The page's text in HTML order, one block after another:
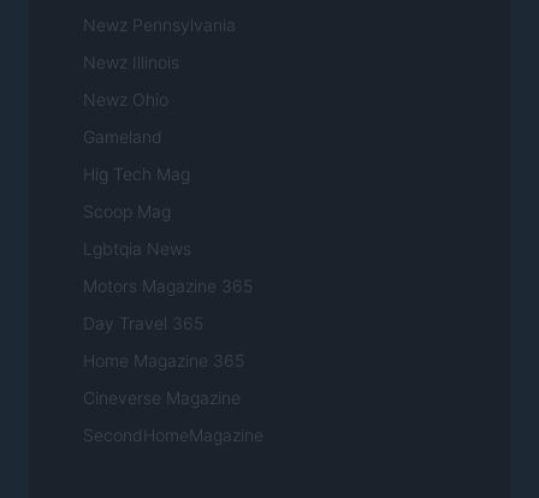
Newz Pennsylvania
Newz Illinois
Newz Ohio
Gameland
Hig Tech Mag
Scoop Mag
Lgbtqia News
Motors Magazine 365
Day Travel 365
Home Magazine 365
Cineverse Magazine
SecondHomeMagazine